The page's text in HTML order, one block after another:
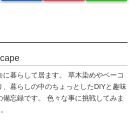
に暮らして居ます。 草木染めやベーコ
、暮らしの中のちょっとしたDIYと趣味
備忘録です。 色々な事に挑戦してみま